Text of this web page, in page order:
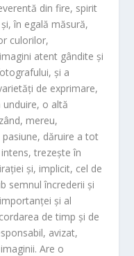
din fire, spirit
în egală măsură,
culorilor,
atent gândite și
și a
de exprimare,
o altă
mereu,
dăruire a tot
trezește în
și, implicit, cel de
semnul încrederii și
și al
de timp și de
avizat,
Are o